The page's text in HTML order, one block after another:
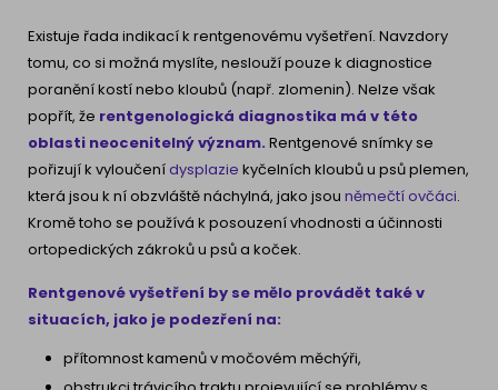
Existuje řada indikací k rentgenovému vyšetření. Navzdory
tomu, co si možná myslíte, neslouží pouze k diagnostice
poranění kostí nebo kloubů (např. zlomenin). Nelze však
popřít, že rentgenologická diagnostika má v této
oblasti neocenitelný význam. Rentgenové snímky se
pořizují k vyloučenídysplazie kyčelních kloubů u psů plemen,
která jsou k ní obzvláště náchylná, jako jsou němečtí ovčáci.
Kromě toho se používá k posouzení vhodnosti a účinnosti
ortopedických zákroků u psů a koček.
Rentgenové vyšetření by se mělo provádět také v
situacích, jako je podezření na:
přítomnost kamenů v močovém měchýři,